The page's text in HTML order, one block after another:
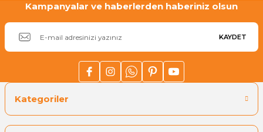
Kampanyalar ve haberlerden haberiniz olsun
KAYDET
Kategoriler